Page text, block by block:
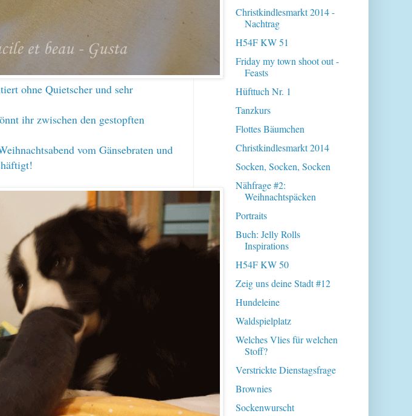
ohne Quietscher und sehr
ihr zwischen den gestopften
vom Gänsebraten und
Christkindlesmarkt 2014 -
Nachtrag
H54F KW 51
Friday my town shoot out -
Feasts
Hüfttuch Nr. 1
Tanzkurs
Flottes Bäumchen
Christkindlesmarkt 2014
Socken, Socken, Socken
Nähfrage #2:
Weihnachtspäcken
Portraits
Buch: Jelly Rolls
Inspirations
H54F KW 50
Zeig uns deine Stadt #12
Hundeleine
Waldspielplatz
Welches Vlies für welchen
Stoff?
Verstrickte Dienstagsfrage
Brownies
Sockenwurscht